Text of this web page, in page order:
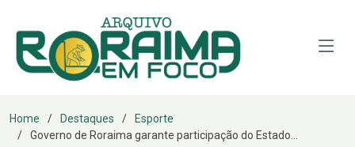
Home Destaques
Esporte
Governo de Roraima garante participação do Estado...